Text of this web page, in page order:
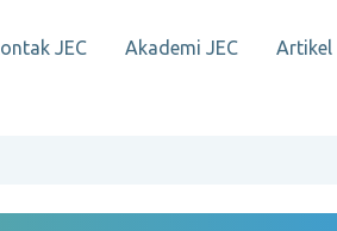
JEC Akademi JEC Artikel